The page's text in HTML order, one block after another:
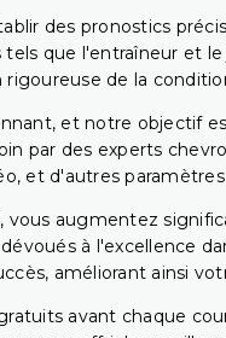
des pronostics
que l'entraîneur et
rigoureuse de la
et notre objectif
par des experts
et d'autres
vous augmentez
à l'excellence
améliorant ainsi
avant chaque